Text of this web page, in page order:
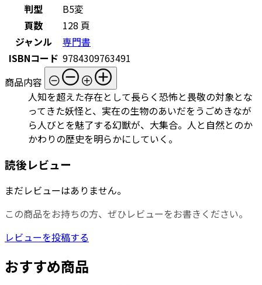
判型
B5変
頁数
128 頁
ジャンル
専門書
ISBNコード 9784309763491
商品内容
人知を超えた存在として長らく恐怖と畏敬の対象とな
ってきた妖怪と、実在の生物のあいだをうごめきなが
ら人びとを魅了する幻獣が、大集合。人と自然とのか
かわりの歴史を明らかにしていく。
読後レビュー
まだレビューはありません。
この商品をお持ちの方、ぜひレビューをお書きください。
レビューを投稿する
おすすめ商品